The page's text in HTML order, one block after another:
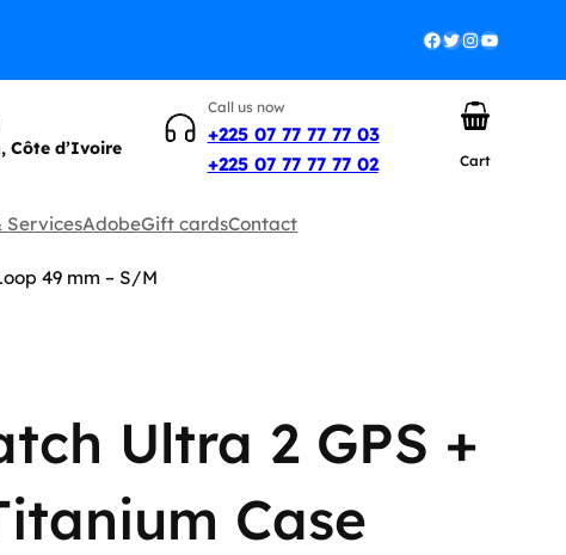
Facebook Twitter InstagramYouTube
Côte d’Ivoire
Call us now
+225 07 77 77 77 03
+225 07 77 77 77 02
Cart
ServicesAdobeGift cardsContact
49 mm – S/M
Ultra 2 GPS +
Case